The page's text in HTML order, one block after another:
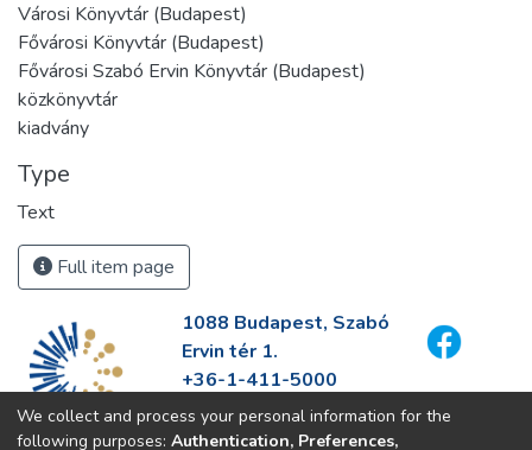
Városi Könyvtár (Budapest)
Fővárosi Könyvtár (Budapest)
Fővárosi Szabó Ervin Könyvtár (Budapest)
közkönyvtár
kiadvány
Type
Text
Full item page
1088 Budapest, Szabó
Ervin tér 1.
+36-1-411-5000
info@fszek.hu
https://fszek.hu
We collect and process your personal information for the
following purposes: Authentication, Preferences,